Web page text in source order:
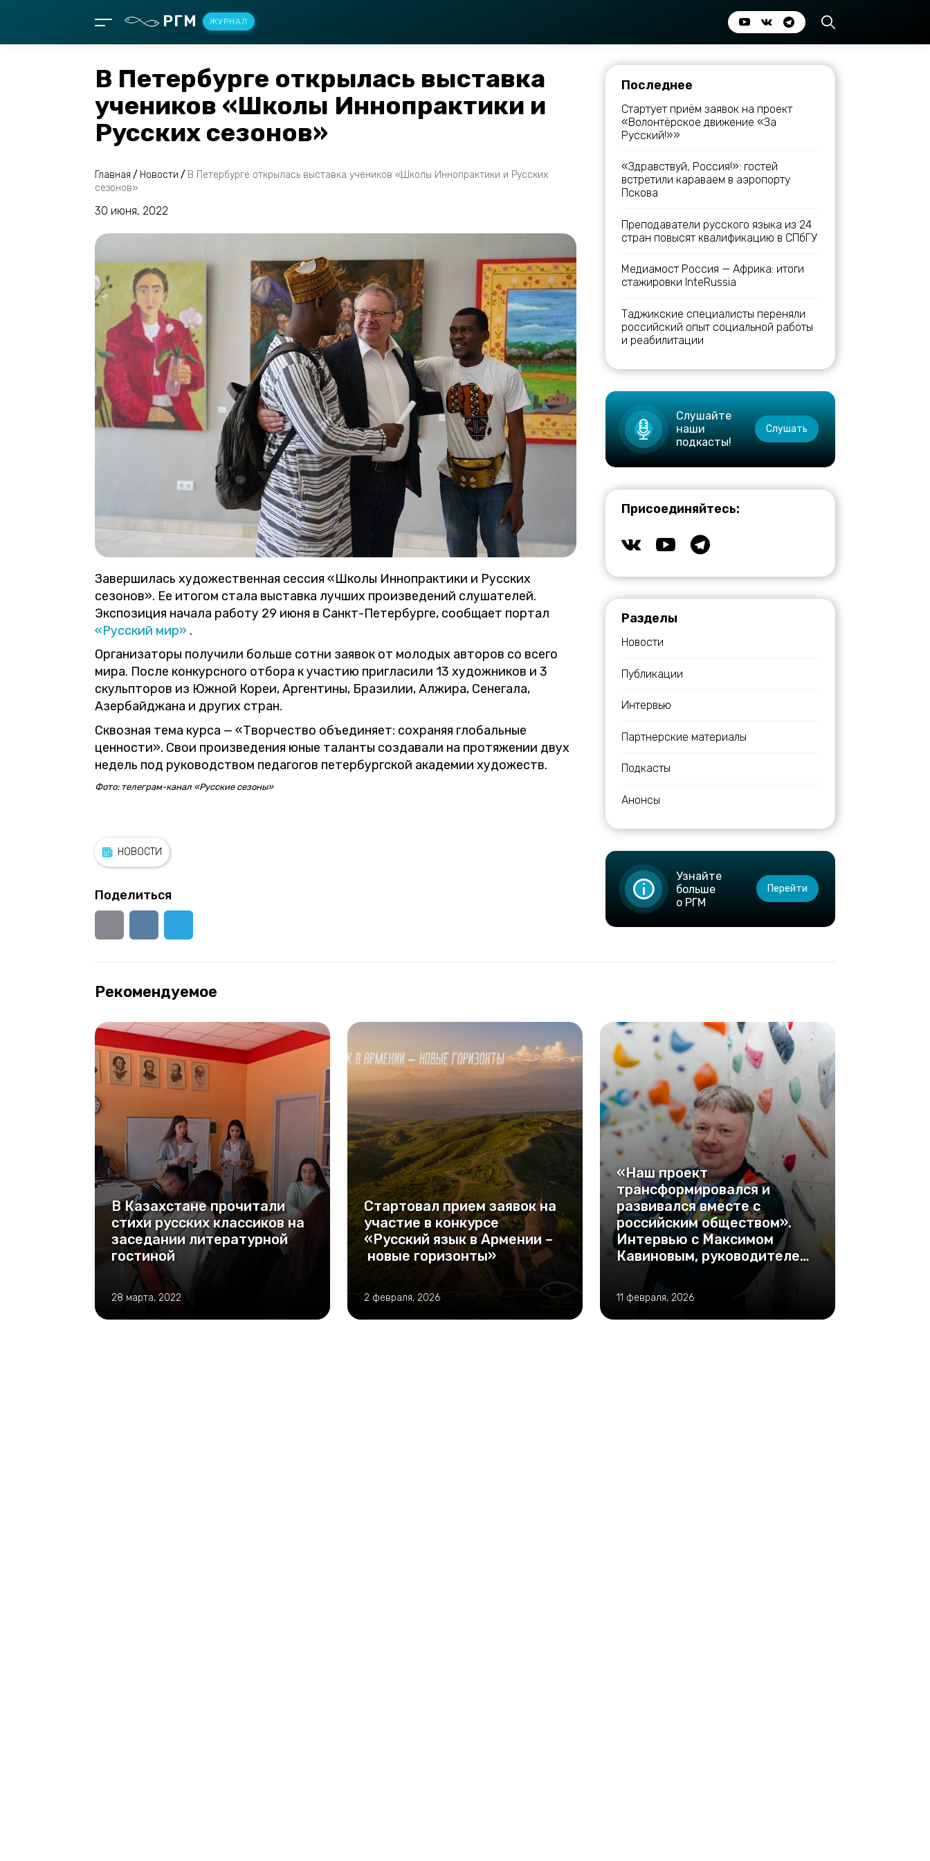
РГМ ЖУРНАЛ
В Петербурге открылась выставка
учеников «Школы Иннопрактики и
Русских сезонов»
Главная / Новости / В Петербурге открылась выставка учеников «Школы Иннопрактики и Русских
сезонов»
30 июня, 2022
Завершилась художественная сессия «Школы Иннопрактики и Русских
сезонов». Ее итогом стала выставка лучших произведений слушателей.
Экспозиция начала работу 29 июня в Санкт-Петербурге, сообщает портал
«Русский мир» .
Организаторы получили больше сотни заявок от молодых авторов со всего
мира. После конкурсного отбора к участию пригласили 13 художников и 3
скульпторов из Южной Кореи, Аргентины, Бразилии, Алжира, Сенегала,
Азербайджана и других стран.
Сквозная тема курса — «Творчество объединяет: сохраняя глобальные
ценности». Свои произведения юные таланты создавали на протяжении двух
недель под руководством педагогов петербургской академии художеств.
Фото: телеграм-канал «Русские сезоны»
НОВОСТИ
Поделиться
Последнее
Стартует приём заявок на проект
«Волонтёрское движение «За
Русский!»»
«Здравствуй, Россия!»: гостей
встретили караваем в аэропорту
Пскова
Преподаватели русского языка из 24
стран повысят квалификацию в СПбГУ
Медиамост Россия — Африка: итоги
стажировки InteRussia
Таджикские специалисты переняли
российский опыт социальной работы
и реабилитации
Слушайте
наши
подкасты!
Слушать
Присоединяйтесь:
Разделы
Новости
Публикации
Интервью
Партнерские материалы
Подкасты
Анонсы
Узнайте
больше
о РГМ
Перейти
Рекомендуемое
В Казахстане прочитали
стихи русских классиков на
заседании литературной
гостиной
28 марта, 2022
Стартовал прием заявок на
участие в конкурсе
«Русский язык в Армении –
новые горизонты»
2 февраля, 2026
«Наш проект
трансформировался и
развивался вместе с
российским обществом».
Интервью с Максимом
Кавиновым, руководителем
проекта по адаптивному
скалолазанию «Нет
недосягаемых высот»
(Нижний Новгород)
11 февраля, 2026